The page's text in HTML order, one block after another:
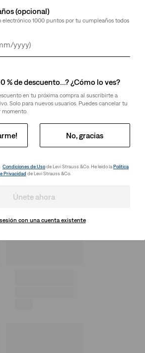
(opcional)
electrónico 1000 puntos por tu cumpleaños todos
% de descuento…? ¿Cómo lo ves?
en tu próxima compra al suscribirte a
Solo para nuevos usuarios. Puedes cancelar tu
No, gracias
Condiciones de Usode Levi Strauss &Co. He leido laPolítica
Privacidad de Levi Strauss &Co.
Únete ahora
con una cuenta existente